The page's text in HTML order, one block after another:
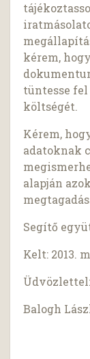
kérem,
tüntesse fel
költségét.
Kérem,
adatoknak
alapján
Segítő
Kelt: 2013.
Üdvözlettel:
Balogh